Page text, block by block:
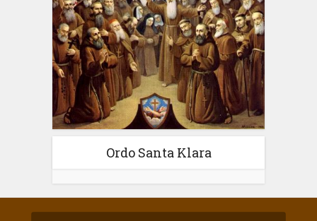
Ordo Santa Klara